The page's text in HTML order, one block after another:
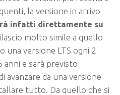
la versione in arrivo
infatti direttamente su
molto simile a quello
una versione LTS ogni 2
anni e sarà previsto
avanzare da una versione
tutto. Da quello che si